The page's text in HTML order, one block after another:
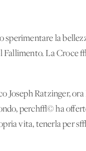
la
La
Ratzinger,
perch√© ha
vita, tenerla per